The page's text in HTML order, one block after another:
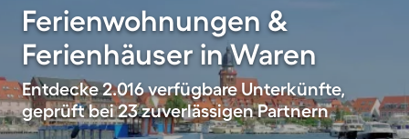
Ferienwohnungen &
Ferienhäuser in Waren
Entdecke 2.016 verfügbare Unterkünfte,
geprüft bei 23 zuverlässigen Partnern